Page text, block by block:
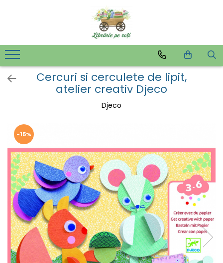
Cercuri si cerculete de lipit,
atelier creativ Djeco
Djeco
-15%